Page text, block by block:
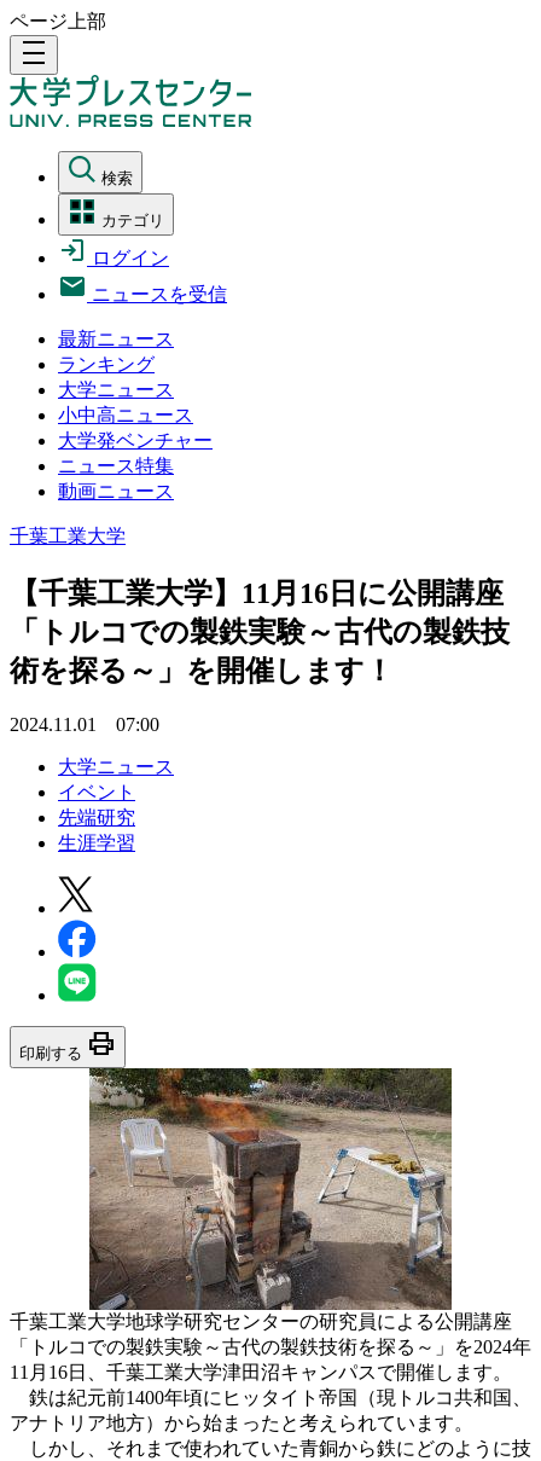
ページ上部
density_medium
検索
カテゴリ
ログイン
ニュースを受信
最新ニュース
ランキング
大学ニュース
小中高ニュース
大学発ベンチャー
ニュース特集
動画ニュース
千葉工業大学
【千葉工業大学】11月16日に公開講座
「トルコでの製鉄実験～古代の製鉄技
術を探る～」を開催します！
2024.11.01 07:00
大学ニュース
イベント
先端研究
生涯学習
印刷する print
千葉工業大学地球学研究センターの研究員による公開講座
「トルコでの製鉄実験～古代の製鉄技術を探る～」を2024年
11月16日、千葉工業大学津田沼キャンパスで開催します。
鉄は紀元前1400年頃にヒッタイト帝国（現トルコ共和国、
アナトリア地方）から始まったと考えられています。
しかし、それまで使われていた青銅から鉄にどのように技